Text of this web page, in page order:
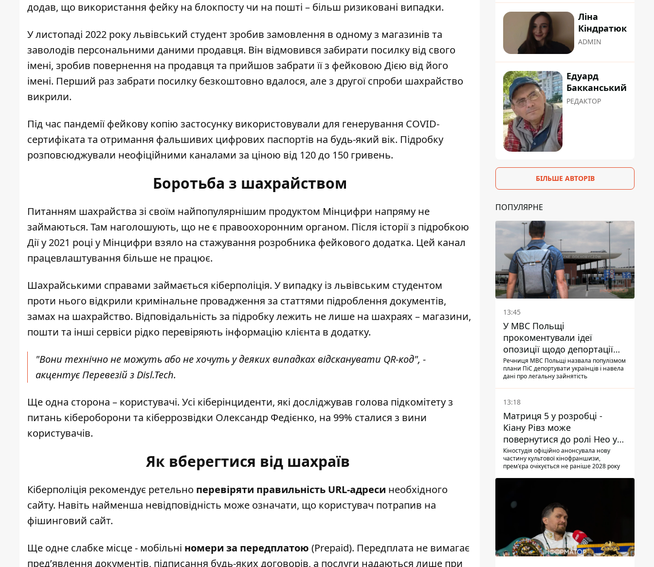
додав, що використання фейку на блокпосту чи на пошті – більш ризиковані випадки.
У листопаді 2022 року львівський студент зробив замовлення в одному з магазинів та
заволодів персональними даними продавця. Він відмовився забирати посилку від свого
імені, зробив повернення на продавця та прийшов забрати її з фейковою Дією від його
імені. Перший раз забрати посилку безкоштовно вдалося, але з другої спроби шахрайство
викрили.
Під час пандемії фейкову копію застосунку використовували для генерування COVID-
сертифіката та отримання фальшивих цифрових паспортів на будь-який вік. Підробку
розповсюджували неофіційними каналами за ціною від 120 до 150 гривень.
Боротьба з шахрайством
Питанням шахрайства зі своїм найпопулярнішим продуктом Мінцифри напряму не
займаються. Там наголошують, що не є правоохоронним органом. Після історії з підробкою
Дії у 2021 році у Мінцифри взяло на стажування розробника фейкового додатка. Цей канал
працевлаштування більше не працює.
Шахрайськими справами займається кіберполіція. У випадку із львівським студентом
проти нього відкрили кримінальне провадження за статтями підроблення документів,
замах на шахрайство. Відповідальність за підробку лежить не лише на шахраях – магазини,
пошти та інші сервіси рідко перевіряють інформацію клієнта в додатку.
"Вони технічно не можуть або не хочуть у деяких випадках відсканувати QR-код", -
акцентує Перевезій з Disl.Tech.
Ще одна сторона – користувачі. Усі кіберінциденти, які досліджував голова підкомітету з
питань кібероборони та кіберрозвідки Олександр Федієнко, на 99% сталися з вини
користувачів.
Як вберегтися від шахраїв
Кіберполіція рекомендує ретельно перевіряти правильність URL-адреси необхідного
сайту. Навіть найменша невідповідність може означати, що користувач потрапив на
фішинговий сайт.
Ще одне слабке місце - мобільні номери за передплатою (Prepaid). Передплата не вимагає
пред’явлення документів, підписання будь-яких договорів, а послуги надаються лише при
Ліна
Кіндратюк
ADMIN
Едуард
Бакканський
РЕДАКТОР
БІЛЬШЕ АВТОРІВ
ПОПУЛЯРНЕ
13:45
У МВС Польщі
прокоментували ідеї
опозиції щодо депортації
українських чоловіків -
абсурд і популізм
Речниця МВС Польщі назвала популізмом
плани ПіС депортувати українців і навела
дані про легальну зайнятість
13:18
Матриця 5 у розробці -
Кіану Рівз може
повернутися до ролі Нео у
п'ятій частині
Кіностудія офіційно анонсувала нову
частину культової кінофраншизи,
прем'єра очікується не раніше 2028 року